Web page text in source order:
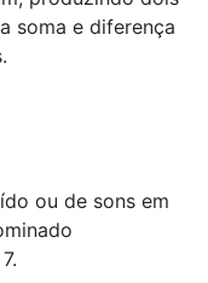
soma e diferença
ou de sons em